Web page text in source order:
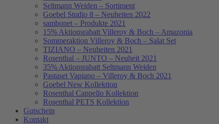
Seltmann Weiden – Sortiment
Goebel Studio 8 – Neuheiten 2022
sambonet – Produkte 2021
15% Aktionsrabatt Villeroy & Boch – Amazonia
Sommeraktion Villeroy & Boch – Salat Set
TIZIANO – Neuheiten 2021
Rosenthal – JUNTO – Neuheit 2021
35% Aktionsrabatt Seltmann Weiden
Pastaset Vapiano – Villeroy & Boch 2021
Goebel New Kollektion
Rosenthal Cappello Kollektion
Rosenthal PETS Kollektion
Gutschein
Kontakt